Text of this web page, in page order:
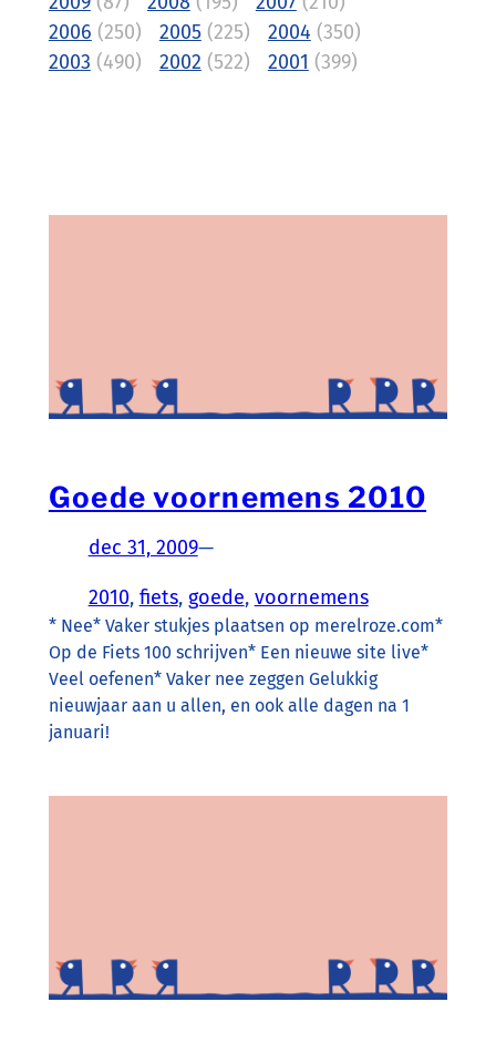
2006 (250) 2005(225) 2004 (350)
2003 (490) 2002 (522) 2001 (399)
Goede voornemens 2010
dec 31, 2009—
2010, fiets, goede, voornemens
* Nee* Vaker stukjes plaatsen op merelroze.com*
Op de Fiets 100 schrijven* Een nieuwe site live*
Veel oefenen* Vaker nee zeggen Gelukkig
nieuwjaar aan u allen, en ook alle dagen na 1
januari!